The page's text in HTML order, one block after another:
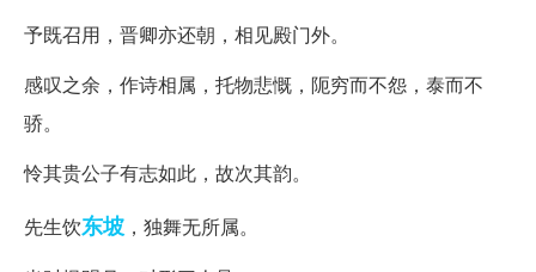
予既召用，晋卿亦还朝，相见殿门外。
感叹之余，作诗相属，托物悲慨，阨穷而不怨，泰而不
骄。
怜其贵公子有志如此，故次其韵。
先生饮东坡 ，独舞无所属。